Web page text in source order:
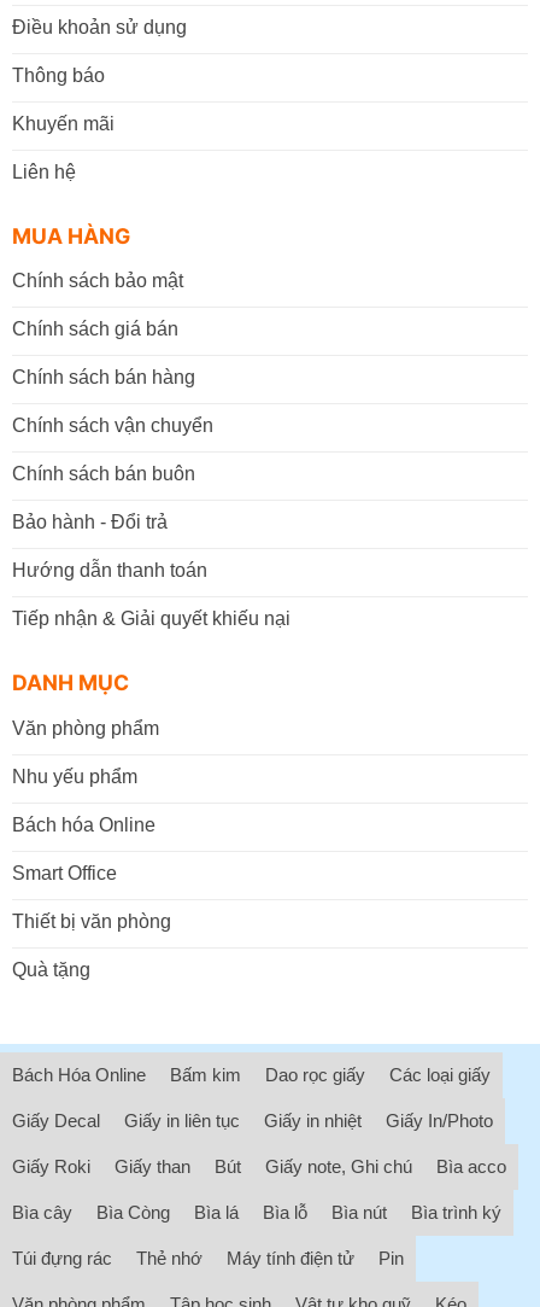
Điều khoản sử dụng
Thông báo
Khuyến mãi
Liên hệ
MUA HÀNG
Chính sách bảo mật
Chính sách giá bán
Chính sách bán hàng
Chính sách vận chuyển
Chính sách bán buôn
Bảo hành - Đổi trả
Hướng dẫn thanh toán
Tiếp nhận & Giải quyết khiếu nại
DANH MỤC
Văn phòng phẩm
Nhu yếu phẩm
Bách hóa Online
Smart Office
Thiết bị văn phòng
Quà tặng
Bách Hóa Online Bấm kim Dao rọc giấy Các loại giấy
Giấy Decal Giấy in liên tục Giấy in nhiệt Giấy In/Photo
Giấy Roki Giấy than Bút Giấy note, Ghi chú Bìa acco
Bìa cây Bìa Còng Bìa lá Bìa lỗ Bìa nút Bìa trình ký
Túi đựng rác Thẻ nhớ Máy tính điện tử Pin